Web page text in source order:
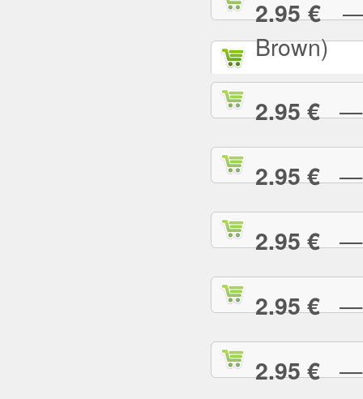
2.95 €—
Brown)
2.95 €—
2.95 €—
2.95 €—
2.95 €—
2.95 €—